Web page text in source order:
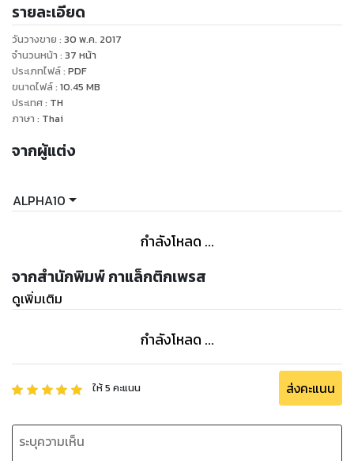
รายละเอียด
วันวางขาย : 30 พ.ค. 2017
จำนวนหน้า : 37 หน้า
ประเภทไฟล์: PDF
ขนาดไฟล์: 10.45 MB
ประเทศ: TH
ภาษา : Thai
จากผู้แต่ง
ALPHA10
กำลังโหลด ...
จากสำนักพิมพ์ กาแล็กติกเพรส
ดูเพิ่มเติม
กำลังโหลด ...
ให้5 คะแนน ส่งคะแนน